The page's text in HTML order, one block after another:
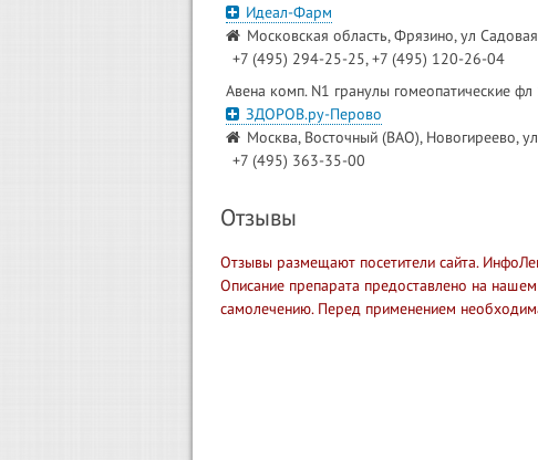
Идеал-Фарм
Московская область, Фрязино, ул
+7 (495) 294-25-25, +7 (495) 120-26-04
Авена комп. N1 гранулы гомеопатические фл
ЗДОРОВ.ру-Перово
Москва, Восточный (ВАО), Новогиреево,
+7 (495) 363-35-00
Отзывы
Отзывы размещают посетители сайта.
Описание препарата предоставлено на
самолечению. Перед применением